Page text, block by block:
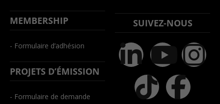
MEMBERSHIP
- Formulaire d’adhésion
PROJETS D’ÉMISSION
- Formulaire de demande
SUIVEZ-NOUS